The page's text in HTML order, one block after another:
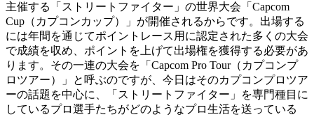
主催する「ストリートファイター」の世界大会「Capcom
Cup（カプコンカップ）」が開催されるからです。出場する
には年間を通じてポイントレース用に認定された多くの大会
で成績を収め、ポイントを上げて出場権を獲得する必要があ
ります。その一連の大会を「Capcom Pro Tour（カプコンプ
ロツアー）」と呼ぶのですが、今日はそのカプコンプロツア
ーの話題を中心に、「ストリートファイター」を専門種目に
しているプロ選手たちがどのようなプロ生活を送っている